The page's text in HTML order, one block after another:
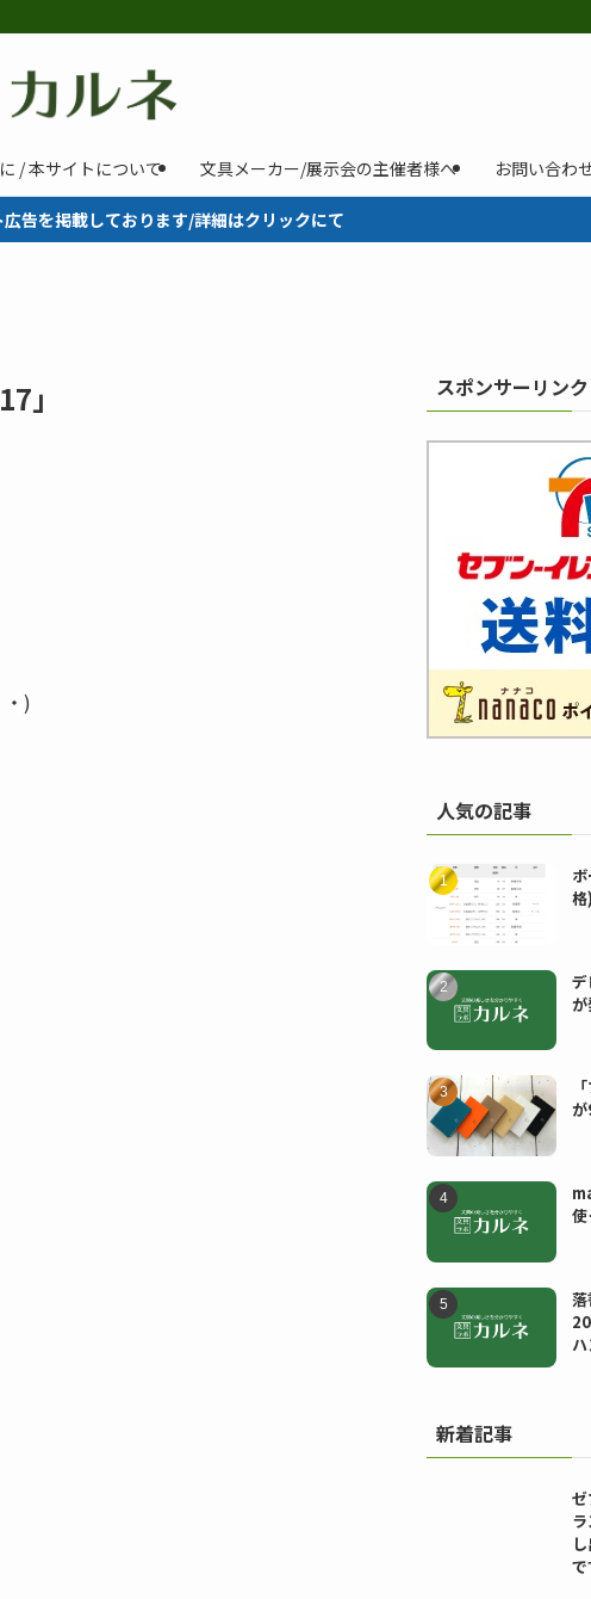
/ 本サイトについて 文具メーカー/展示会の主催者様へ お問い合わ
告を掲載しております/詳細はクリックにて
」
)
スポンサーリンク
人気の記事
デ
使
落
新着記事
ゼ
で